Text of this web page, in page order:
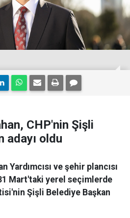
CHP'nin Şişli
adayı oldu
Yardımcısı ve şehir plancısı
Mart'taki yerel seçimlerde
Şişli Belediye Başkan